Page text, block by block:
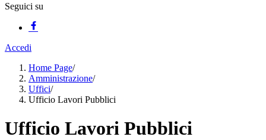
Seguici su
Accedi
Home Page/
Amministrazione/
Uffici/
Ufficio Lavori Pubblici
Ufficio Lavori Pubblici